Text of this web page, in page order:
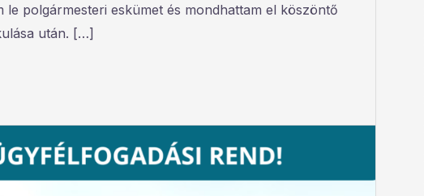
polgármesteri eskümet és mondhattam el köszöntő
után. […]